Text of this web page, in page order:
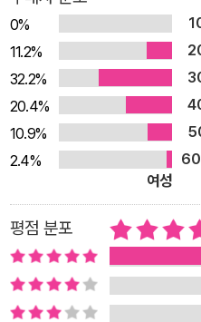
도, 자연스럽게 가장 나다운 게 추구미 #멘탈 #토스트
웃 #운세플랫폼 #멘탈건강서
#HLY #추구미 #이너뷰티 #인
개인의 차별성을 존중하는 개
하게도 가장 난감한 존재가 바
져야 한다는 의무감이 역설적
레스를 낳기 때문이다. 나 자신
그로 인한 스트레스 관리도 주
운세를 보고 명상을 하는가 하
사 선생님이나 상담 선생님을
하듯이 마음 건강을 위해 기꺼이 시
몸처럼, 2030 여성에게 건강
0%
11.2%
32.2%
20.4%
10.9%
2.4%
여성
평점 분포